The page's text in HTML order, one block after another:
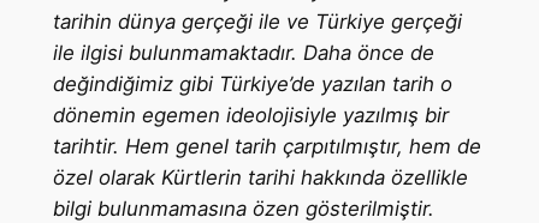
tarihin dünya gerçeği ile ve Türkiye gerçeği
ile ilgisi bulunmamaktadır. Daha önce de
değindiğimiz gibi Türkiye’de yazılan tarih o
dönemin egemen ideolojisiyle yazılmış bir
tarihtir. Hem genel tarih çarpıtılmıştır, hem de
özel olarak Kürtlerin tarihi hakkında özellikle
bilgi bulunmamasına özen gösterilmiştir.